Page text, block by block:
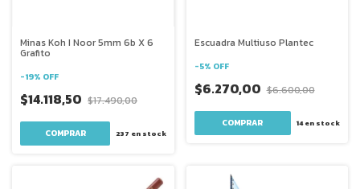
Minas Koh I Noor 5mm 6b X 6
Grafito
-19% OFF
$14.118,50 $17.490,00
237 en stock
Escuadra Multiuso Plantec
-5% OFF
$6.270,00 $6.600,00
COMPRAR 14en stock